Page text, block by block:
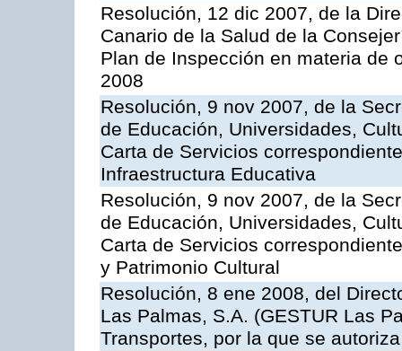
Resolución, 12 dic 2007, de la
Canario de la Salud de la
Plan de Inspección en materia de
2008
Resolución, 9 nov 2007, de la
de Educación, Universidades,
Carta de Servicios
Infraestructura Educativa
Resolución, 9 nov 2007, de la
de Educación, Universidades,
Carta de Servicios
y Patrimonio Cultural
Resolución, 8 ene 2008, del
Las Palmas, S.A. (GESTUR Las
Transportes, por la que se